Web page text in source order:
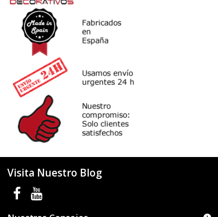
Visita Nuestro Blog